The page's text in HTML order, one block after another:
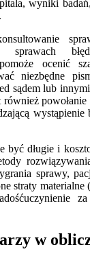
wyniki
ocenić
niezbędne
sądem lub
powołanie
wystąpienie
być długie i
sprawy,
straty materialne
w